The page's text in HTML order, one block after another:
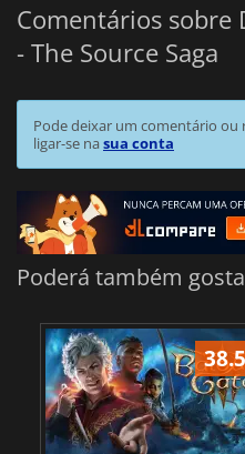
Comentários sobre
- The Source Saga
Pode deixar um comentário ou
ligar-se nasua conta
Poderá também